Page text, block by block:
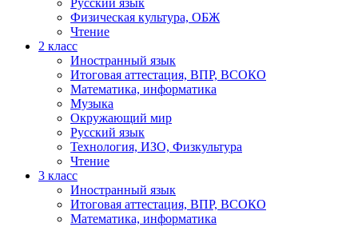
Физическая культура, ОБЖ
Чтение
2 класс
Иностранный язык
Итоговая аттестация, ВПР, ВСОКО
Математика, информатика
Музыка
Окружающий мир
Русский язык
Технология, ИЗО, Физкультура
Чтение
3 класс
Иностранный язык
Итоговая аттестация, ВПР, ВСОКО
Математика, информатика